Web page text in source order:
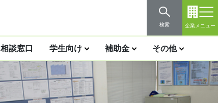
検索 企業メニュー
相談窓口 学生向け 補助金 その他